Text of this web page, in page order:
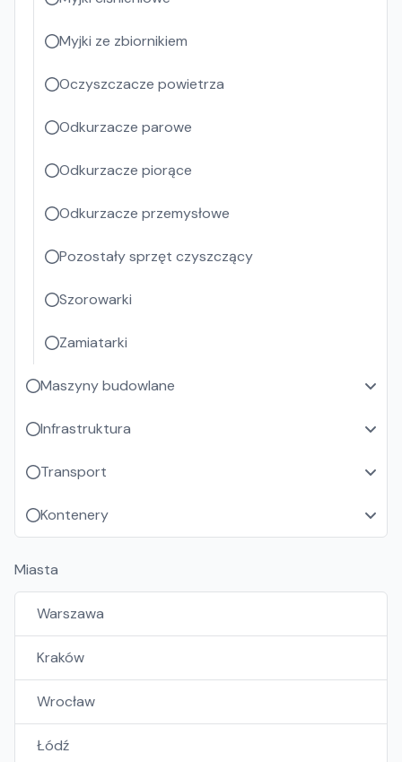
Myjki ze zbiornikiem
Oczyszczacze powietrza
Odkurzacze parowe
Odkurzacze piorące
Odkurzacze przemysłowe
Pozostały sprzęt czyszczący
Szorowarki
Zamiatarki
Maszyny budowlane
Infrastruktura
Transport
Kontenery
Miasta
Warszawa
Kraków
Wrocław
Łódź